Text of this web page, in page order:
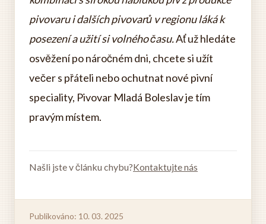
pivovaru i dalších pivovarů v regionu láká k
posezení a užití si volného času.Ať už hledáte
osvěžení po náročném dni, chcete si užít
večer s přáteli nebo ochutnat nové pivní
speciality, Pivovar Mladá Boleslav je tím
pravým místem.
Našli jste v článku chybu?Kontaktujte nás
Publikováno: 10. 03. 2025